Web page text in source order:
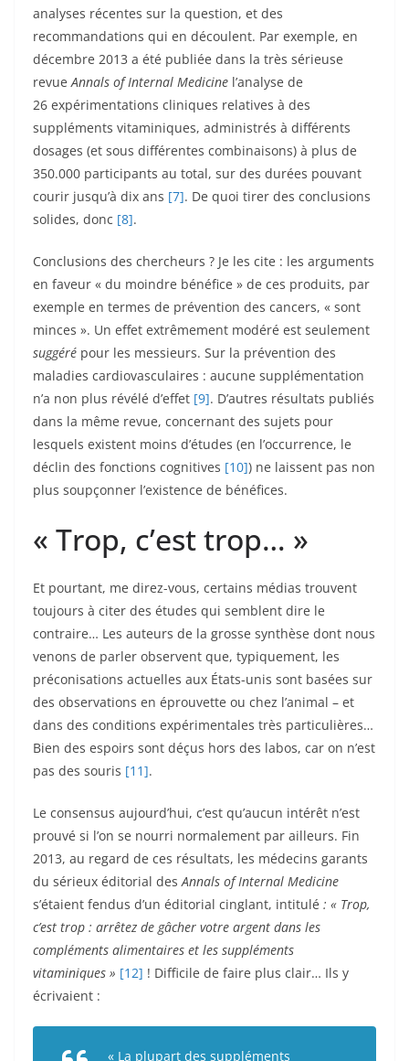
analyses récentes sur la question, et des
recommandations qui en découlent. Par exemple, en
décembre 2013 a été publiée dans la très sérieuse
revueAnnals of Internal Medicine l’analyse de
26 expérimentations cliniques relatives à des
suppléments vitaminiques, administrés à différents
dosages (et sous différentes combinaisons) à plus de
350.000 participants au total, sur des durées pouvant
courir jusqu’à dix ans [7]. De quoi tirer des conclusions
solides, donc [8].
Conclusions des chercheurs ? Je les cite : les arguments
en faveur « du moindre bénéfice » de ces produits, par
exemple en termes de prévention des cancers, « sont
minces ». Un effet extrêmement modéré est seulement
suggéré pour les messieurs. Sur la prévention des
maladies cardiovasculaires : aucune supplémentation
n’a non plus révélé d’effet [9]. D’autres résultats publiés
dans la même revue, concernant des sujets pour
lesquels existent moins d’études (en l’occurrence, le
déclin des fonctions cognitives [10]) ne laissent pas non
plus soupçonner l’existence de bénéfices.
« Trop, c’est trop… »
Et pourtant, me direz-vous, certains médias trouvent
toujours à citer des études qui semblent dire le
contraire… Les auteurs de la grosse synthèse dont nous
venons de parler observent que, typiquement, les
préconisations actuelles aux États-unis sont basées sur
des observations en éprouvette ou chez l’animal – et
dans des conditions expérimentales très particulières…
Bien des espoirs sont déçus hors des labos, car on n’est
pas des souris [11].
Le consensus aujourd’hui, c’est qu’aucun intérêt n’est
prouvé si l’on se nourri normalement par ailleurs. Fin
2013, au regard de ces résultats, les médecins garants
du sérieux éditorial desAnnals of Internal Medicine
s’étaient fendus d’un éditorial cinglant, intitulé : « Trop,
c’est trop : arrêtez de gâcher votre argent dans les
compléments alimentaires et les suppléments
vitaminiques » [12] ! Difficile de faire plus clair… Ils y
écrivaient :
« La plupart des suppléments